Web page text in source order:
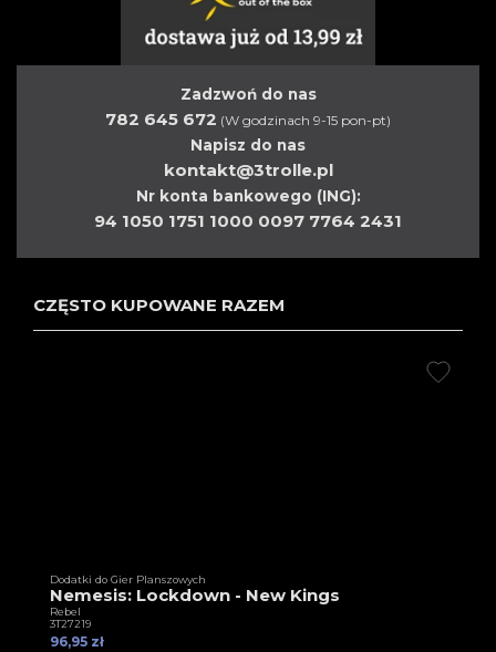
Zadzwoń do nas
782 645 672 (W godzinach 9-15 pon-pt)
Napisz do nas
kontakt@3trolle.pl
Nr konta bankowego (ING):
94 1050 1751 1000 0097 7764 2431
CZĘSTO KUPOWANE RAZEM
Dodatki do Gier Planszowych
Nemesis: Lockdown - New Kings
Rebel
3T27219
96,95 zł